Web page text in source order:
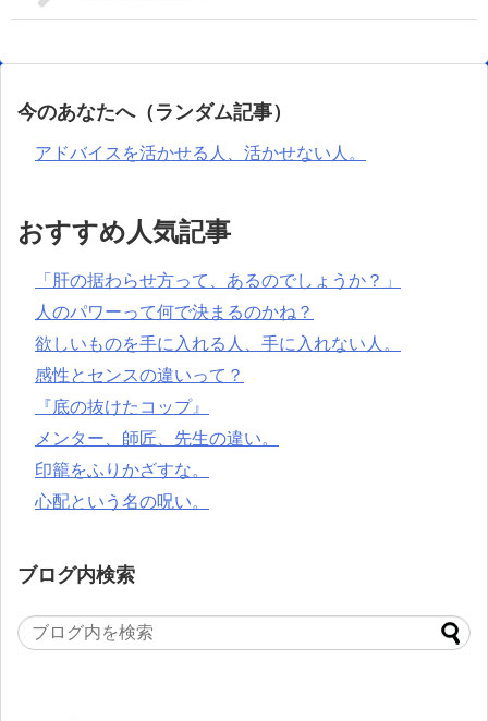
今のあなたへ（ランダム記事）
アドバイスを活かせる人、活かせない人。
おすすめ人気記事
「肝の据わらせ方って、あるのでしょうか？」
人のパワーって何で決まるのかね？
欲しいものを手に入れる人、手に入れない人。
感性とセンスの違いって？
『底の抜けたコップ』
メンター、師匠、先生の違い。
印籠をふりかざすな。
心配という名の呪い。
ブログ内検索